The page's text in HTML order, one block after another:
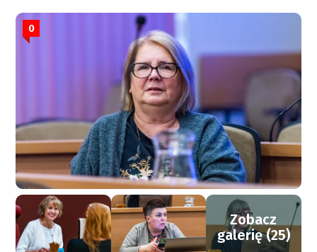
0
Zobacz
galerię (25)